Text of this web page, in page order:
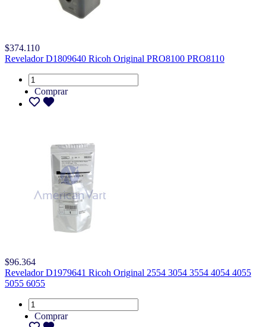
$374.110
Revelador D1809640 Ricoh Original PRO8100 PRO8110
Comprar
$96.364
Revelador D1979641 Ricoh Original 2554 3054 3554 4054 4055
5055 6055
Comprar